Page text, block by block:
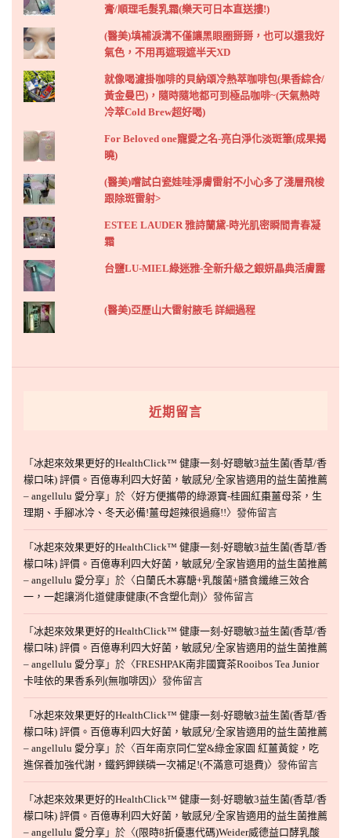
膏/順理毛髮乳霜(樂天可日本直送摟!)
(醫美)填補淚溝不僅讓黑眼圈掰掰，也可以還我好
氣色，不用再遮瑕遮半天XD
就像喝濾掛咖啡的貝納頌冷熱萃咖啡包(果香綜合/
黃金曼巴)，隨時隨地都可到極品咖啡~(天氣熱時
冷萃Cold Brew超好喝)
For Beloved one寵愛之名-亮白淨化淡斑筆(成果揭
曉)
(醫美)嚐試白瓷娃哇淨膚雷射不小心多了淺層飛梭
跟除斑雷射>
ESTEE LAUDER 雅詩蘭黛-時光肌密瞬間青春凝
霜
台鹽LU-MIEL綠迷雅-全新升級之銀妍晶典活膚露
(醫美)亞歷山大雷射腋毛 詳細過程
近期留言
「 冰起來效果更好的HealthClick™ 健康一刻-好聰敏3益生菌(香草/香
檬口味) 評價。百億專利四大好菌，敏感兒/全家皆適用的益生菌推薦
– angellulu 愛分享 」於〈好方便攜帶的綠源寶-桂圓紅棗薑母茶，生
理期、手腳冰冷、冬天必備!薑母超辣很過癮!!〉發佈留言
「 冰起來效果更好的HealthClick™ 健康一刻-好聰敏3益生菌(香草/香
檬口味) 評價。百億專利四大好菌，敏感兒/全家皆適用的益生菌推薦
– angellulu 愛分享 」於〈白蘭氏木寡醣+乳酸菌+膳食纖維三效合
一，一起讓消化道健康健康(不含塑化劑)〉發佈留言
「 冰起來效果更好的HealthClick™ 健康一刻-好聰敏3益生菌(香草/香
檬口味) 評價。百億專利四大好菌，敏感兒/全家皆適用的益生菌推薦
– angellulu 愛分享 」於〈FRESHPAK南非國寶茶Rooibos Tea Junior
卡哇依的果香系列(無咖啡因)〉發佈留言
「 冰起來效果更好的HealthClick™ 健康一刻-好聰敏3益生菌(香草/香
檬口味) 評價。百億專利四大好菌，敏感兒/全家皆適用的益生菌推薦
– angellulu 愛分享 」於〈百年南京同仁堂&綠金家園 紅薑黃錠，吃
進保養加強代謝，鐵鈣鉀鎂磷一次補足!(不滿意可退費)〉發佈留言
「 冰起來效果更好的HealthClick™ 健康一刻-好聰敏3益生菌(香草/香
檬口味) 評價。百億專利四大好菌，敏感兒/全家皆適用的益生菌推薦
– angellulu 愛分享 」於〈(限時8折優惠代碼)Weider威德益口酵乳酸